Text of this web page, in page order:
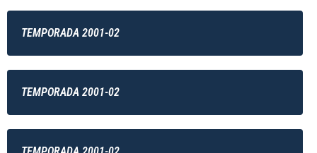
TEMPORADA 2001-02
TEMPORADA 2001-02